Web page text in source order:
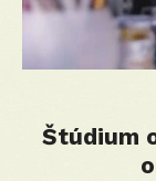
Štúdium